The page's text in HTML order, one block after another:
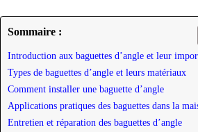
Sommaire :
Introduction aux baguettes d’angle et leur
Types de baguettes d’angle et leurs matériaux
Comment installer une baguette d’angle
Applications pratiques des baguettes dans la
Entretien et réparation des baguettes d’angle